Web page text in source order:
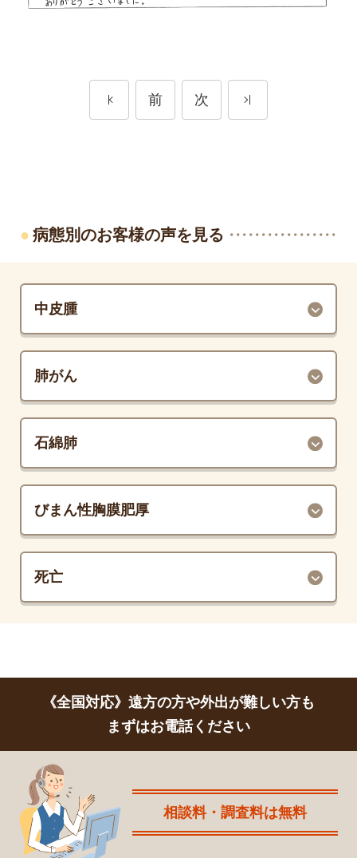
前 次
病態別のお客様の声を見る
中皮腫
肺がん
石綿肺
びまん性胸膜肥厚
死亡
《全国対応》遠方の方や外出が難しい方も
まずはお電話ください
相談料・調査料は無料